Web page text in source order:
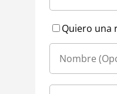
Quiero una